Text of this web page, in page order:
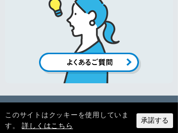
このサイトはクッキーを使用していま
す。詳しくはこちら
承諾する